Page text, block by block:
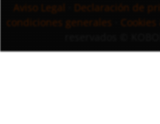
Aviso Legal
Declaración de
condiciones generales